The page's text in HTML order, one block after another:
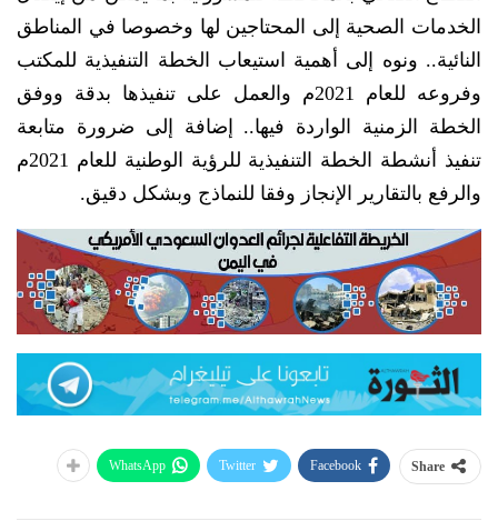
الخدمات الصحية إلى المحتاجين لها وخصوصا في المناطق
النائية.. ونوه إلى أهمية استيعاب الخطة التنفيذية للمكتب
وفروعه للعام 2021م والعمل على تنفيذها بدقة ووفق
الخطة الزمنية الواردة فيها.. إضافة إلى ضرورة متابعة
تنفيذ أنشطة الخطة التنفيذية للرؤية الوطنية للعام 2021م
والرفع بالتقارير الإنجاز وفقا للنماذج وبشكل دقيق.
Share
Facebook
Twitter
WhatsApp